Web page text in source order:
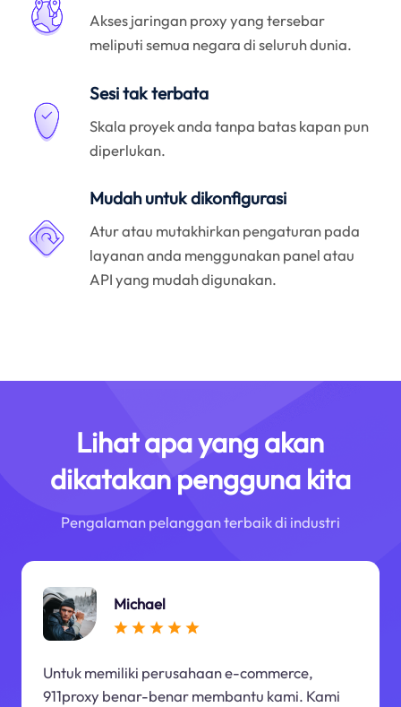
Akses jaringan proxy yang tersebar
meliputi semua negara di seluruh dunia.
Sesi tak terbata
Skala proyek anda tanpa batas kapan pun
diperlukan.
Mudah untuk dikonfigurasi
Atur atau mutakhirkan pengaturan pada
layanan anda menggunakan panel atau
API yang mudah digunakan.
Lihat apa yang akan
dikatakan pengguna kita
Pengalaman pelanggan terbaik di industri
Michael
Untuk memiliki perusahaan e-commerce,
911proxy benar-benar membantu kami. Kami